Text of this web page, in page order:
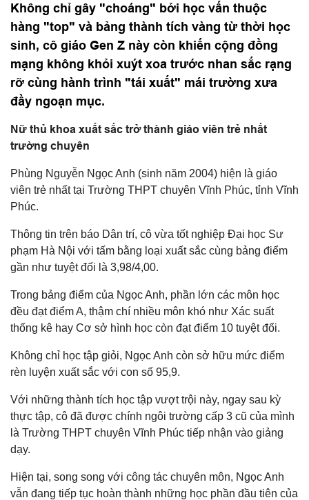
Không chỉ gây "choáng" bởi học vấn thuộc
hàng "top" và bảng thành tích vàng từ thời học
sinh, cô giáo Gen Z này còn khiến cộng đồng
mạng không khỏi xuýt xoa trước nhan sắc rạng
rỡ cùng hành trình "tái xuất" mái trường xưa
đầy ngoạn mục.
Nữ thủ khoa xuất sắc trở thành giáo viên trẻ nhất
trường chuyên
Phùng Nguyễn Ngọc Anh (sinh năm 2004) hiện là giáo
viên trẻ nhất tại Trường THPT chuyên Vĩnh Phúc, tỉnh Vĩnh
Phúc.
Thông tin trên báo Dân trí, cô vừa tốt nghiệp Đại học Sư
phạm Hà Nội với tấm bằng loại xuất sắc cùng bảng điểm
gần như tuyệt đối là 3,98/4,00.
Trong bảng điểm của Ngọc Anh, phần lớn các môn học
đều đạt điểm A, thậm chí nhiều môn khó như Xác suất
thống kê hay Cơ sở hình học còn đạt điểm 10 tuyệt đối.
Không chỉ học tập giỏi, Ngọc Anh còn sở hữu mức điểm
rèn luyện xuất sắc với con số 95,9.
Với những thành tích học tập vượt trội này, ngay sau kỳ
thực tập, cô đã được chính ngôi trường cấp 3 cũ của mình
là Trường THPT chuyên Vĩnh Phúc tiếp nhận vào giảng
dạy.
Hiện tại, song song với công tác chuyên môn, Ngọc Anh
vẫn đang tiếp tục hoàn thành những học phần đầu tiên của